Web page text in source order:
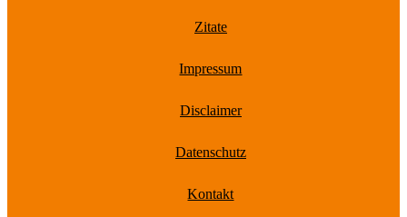
Zitate
Impressum
Disclaimer
Datenschutz
Kontakt